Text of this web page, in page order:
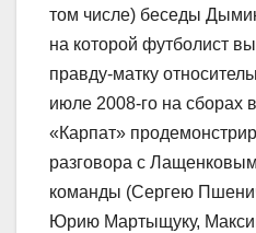
том числе) беседы
на которой футболист
правду-матку
июле 2008-го на сборах
«Карпат»
разговора с
команды (Сергею
Юрию Мартыщуку,